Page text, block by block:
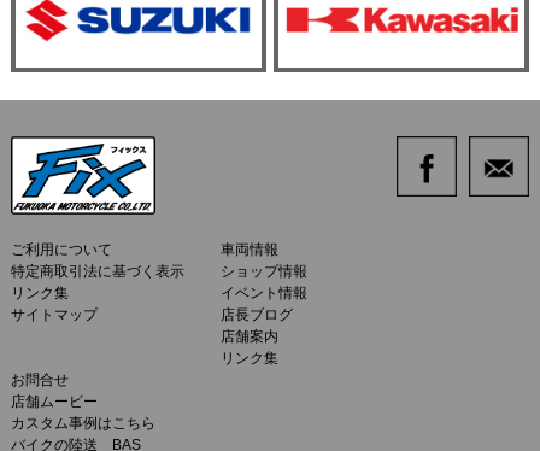
ご利用について
特定商取引法に基づく表示
リンク集
サイトマップ
車両情報
ショップ情報
イベント情報
店長ブログ
店舗案内
リンク集
お問合せ
店舗ムービー
カスタム事例はこちら
バイクの陸送 BAS